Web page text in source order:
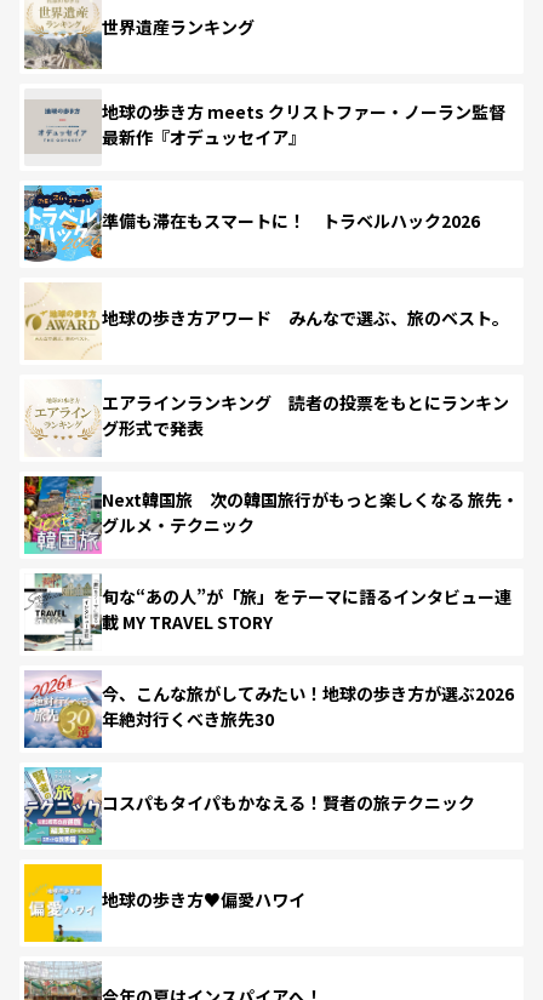
世界遺産ランキング
地球の歩き方 meets クリストファー・ノーラン監督
最新作『オデュッセイア』
準備も滞在もスマートに！ トラベルハック2026
地球の歩き方アワード みんなで選ぶ、旅のベスト。
エアラインランキング 読者の投票をもとにランキン
グ形式で発表
Next韓国旅 次の韓国旅行がもっと楽しくなる 旅先・
グルメ・テクニック
旬な“あの人”が「旅」をテーマに語るインタビュー連
載 MY TRAVEL STORY
今、こんな旅がしてみたい！地球の歩き方が選ぶ2026
年絶対行くべき旅先30
コスパもタイパもかなえる！賢者の旅テクニック
地球の歩き方♥偏愛ハワイ